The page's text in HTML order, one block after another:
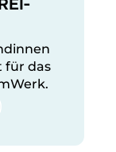
für das